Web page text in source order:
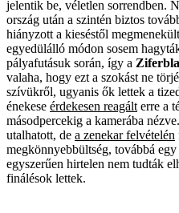
jelentik be, véletlen sorrendben.
ország után a szintén biztos
hiányzott a kieséstől
egyedülálló módon sosem
pályafutásuk során, így a
valaha, hogy ezt a szokást ne
szívükről, ugyanis ők lettek a
énekese érdekesen reagált erre a
másodpercekig a kamerába
utalhatott, de a zenekar felvételén
megkönnyebbültség, továbbá
egyszerűen hirtelen nem tudták
finálésok lettek.